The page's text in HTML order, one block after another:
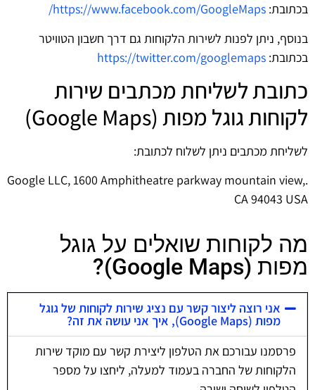
בכתובת: https://www.facebook.com/GoogleMaps/
בנוסף, ניתן לפנות לשירות הלקוחות גם דרך חשבון הטוויטר
בכתובת: https://twitter.com/googlemaps
כתובת לשליחת מכתבים שירות
לקוחות גוגל מפות (Google Maps)
לשליחת מכתבים ניתן לשלוח לכתובת:
.Google LLC, 1600 Amphitheatre parkway mountain view,
CA 94043 USA
מה לקוחות שואלים על גוגל
מפות (Google Maps)?
אני רוצה ליצור קשר עם נציג שירות לקוחות של גוגל
מפות (Google Maps), איך אני עושה את זה?
פרסמנו עבורכם את הטלפון ליצירת קשר עם מוקד שירות
הלקוחות של החברה בעמוד למעלה, ליחצו על מספר